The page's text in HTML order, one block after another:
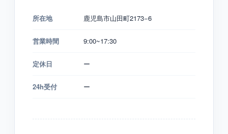
所在地 鹿児島市山田町2173−6
営業時間 9:00~17:30
定休日 ー
24h受付 ー